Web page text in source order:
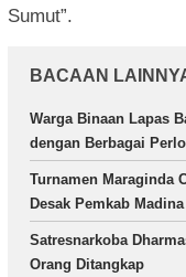
Sumut”.
BACAAN
Warga Binaan Lapas
dengan Berbagai
Turnamen Maraginda
Desak Pemkab
Satresnarkoba
Orang Ditangkap